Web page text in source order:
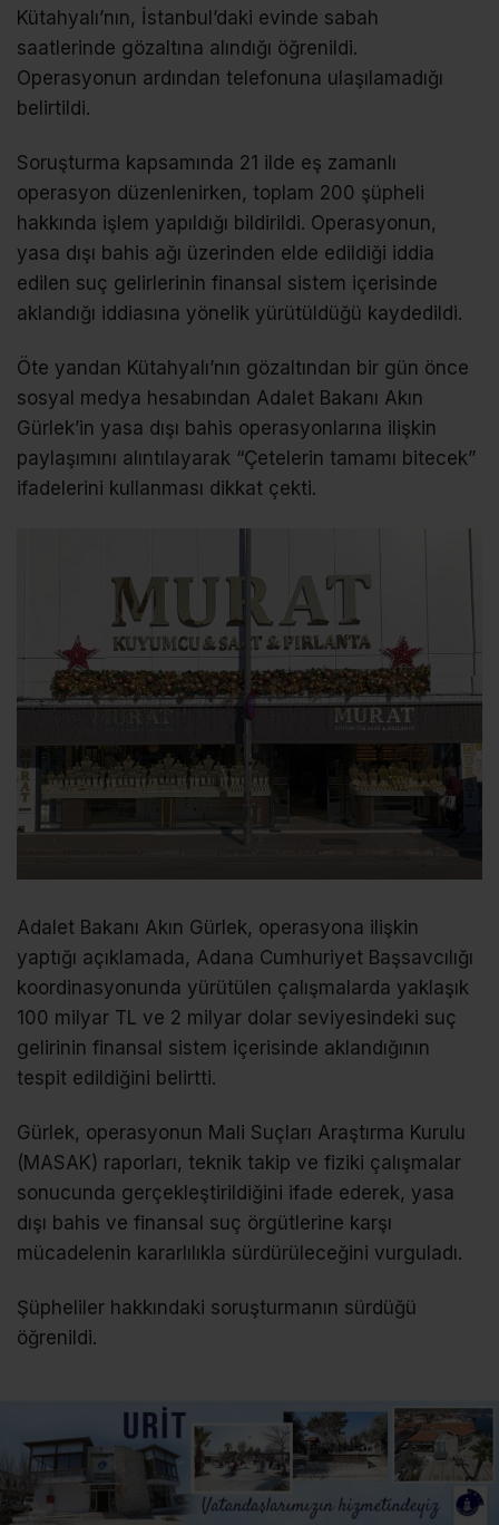
Kütahyalı’nın, İstanbul’daki evinde sabah
saatlerinde gözaltına alındığı öğrenildi.
Operasyonun ardından telefonuna ulaşılamadığı
belirtildi.
Soruşturma kapsamında 21 ilde eş zamanlı
operasyon düzenlenirken, toplam 200 şüpheli
hakkında işlem yapıldığı bildirildi. Operasyonun,
yasa dışı bahis ağı üzerinden elde edildiği iddia
edilen suç gelirlerinin finansal sistem içerisinde
aklandığı iddiasına yönelik yürütüldüğü kaydedildi.
Öte yandan Kütahyalı’nın gözaltından bir gün önce
sosyal medya hesabından Adalet Bakanı Akın
Gürlek’in yasa dışı bahis operasyonlarına ilişkin
paylaşımını alıntılayarak “Çetelerin tamamı bitecek”
ifadelerini kullanması dikkat çekti.
Adalet Bakanı Akın Gürlek, operasyona ilişkin
yaptığı açıklamada, Adana Cumhuriyet Başsavcılığı
koordinasyonunda yürütülen çalışmalarda yaklaşık
100 milyar TL ve 2 milyar dolar seviyesindeki suç
gelirinin finansal sistem içerisinde aklandığının
tespit edildiğini belirtti.
Gürlek, operasyonun Mali Suçları Araştırma Kurulu
(MASAK) raporları, teknik takip ve fiziki çalışmalar
sonucunda gerçekleştirildiğini ifade ederek, yasa
dışı bahis ve finansal suç örgütlerine karşı
mücadelenin kararlılıkla sürdürüleceğini vurguladı.
Şüpheliler hakkındaki soruşturmanın sürdüğü
öğrenildi.